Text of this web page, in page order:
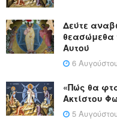
Δεύτε
θεασώμεθα
Αυτού
6
«Πώς θα
Ακτίστου
5